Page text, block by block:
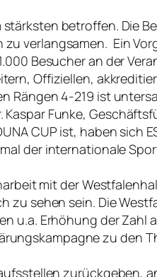
betroffen. Die
verlangsamen. Ein
Besucher an der
Offiziellen,
4-219 ist
Funke,
CUP ist, haben sich
der internationale
mit der
zu sehen sein. Die
u.a. Erhöhung der
zu den
zurückgeben,